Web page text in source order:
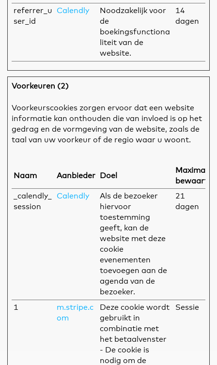
referrer_u
ser_id
Calendly
Noodzakelijk voor
de
boekingsfunctiona
liteit van de
website.
14
dagen
Voorkeuren (2)
Voorkeurscookies zorgen ervoor dat een website
informatie kan onthouden die van invloed is op het
gedrag en de vormgeving van de website, zoals de
taal van uw voorkeur of de regio waar u woont.
Naam Aanbieder Doel
Maximale
_calendly_
session
Calendly
Als de bezoeker
hiervoor
toestemming
geeft, kan de
website met deze
cookie
evenementen
toevoegen aan de
agenda van de
bezoeker.
21
dagen
1
m.stripe.c
om
Deze cookie wordt
gebruikt in
combinatie met
het betaalvenster
- De cookie is
nodig om de
Sessie